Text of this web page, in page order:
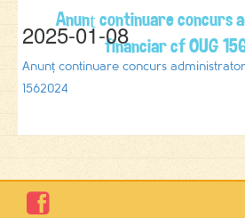
Anunț continuare concurs
financiar cf OUG
2025-01-08
Anunț continuare concurs
1562024
